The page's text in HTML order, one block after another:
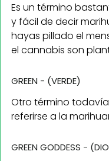
Es un término
y fácil de decir
hayas pillado el
el cannabis son
GREEN - (VERDE)
Otro término
referirse a la
GREEN GODDESS -